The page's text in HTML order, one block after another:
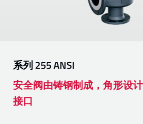
系列255 ANSI
安全阀由铸钢制成，角形设
接口